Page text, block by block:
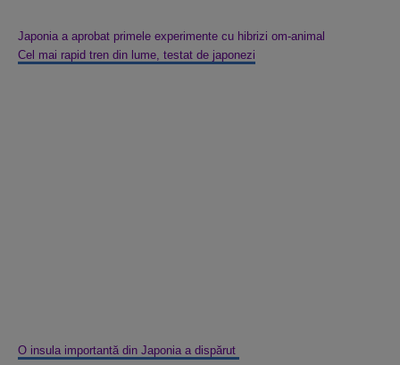
Japonia a aprobat primele experimente cu hibrizi om-animal
Cel mai rapid tren din lume, testat de japonezi
O insula importantă din Japonia a dispărut